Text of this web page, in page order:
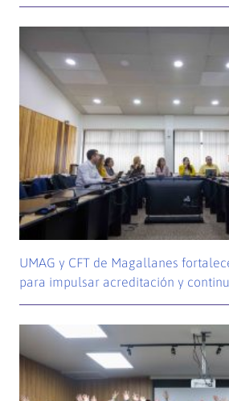
UMAG y CFT de Magallanes
para impulsar acreditación y